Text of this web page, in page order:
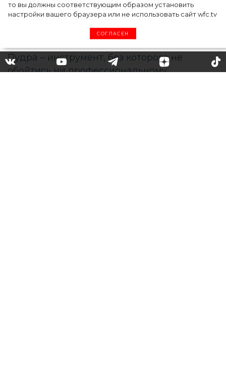
то вы должны соответствующим образом установить
настройки вашего браузера или не использовать сайт wfc.tv
СОГЛАСЕН
Какую пудру выбрать?